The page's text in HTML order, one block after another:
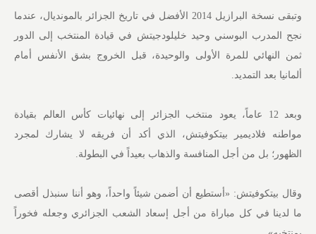
وتبقى نسخة البرازيل 2014 الأفضل في تاريخ الجزائر بالمونديال، عندما
نجح المدرب البوسني وحيد خليلودجيتش في قيادة المنتخب إلى الدور
ثمن النهائي للمرة الأولى والوحيدة، قبل الخروج بشق الأنفس أمام
ألمانيا بعد التمديد.
وبعد 12 عاماً، يعود منتخب الجزائر إلى نهائيات كأس العالم بقيادة
مواطنه فلاديمير بيتكوفيتش، الذي أكد أن فريقه لا يشارك لمجرد
الظهور؛ بل من أجل المنافسة والذهاب بعيداً في البطولة.
وقال بيتكوفيتش: «أستطيع أن أضمن شيئاً واحداً، وهو أننا سنبذل أقصى
ما لدينا في كل مباراة من أجل إسعاد الشعب الجزائري وجعله فخوراً